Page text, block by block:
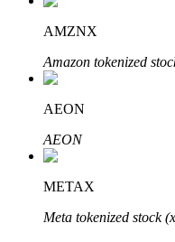
มากถึง 65% คอมมิช
การแนะนำ
AMZNX
Amazon tokenized
AEON
AEON
METAX
Meta tokenized stock